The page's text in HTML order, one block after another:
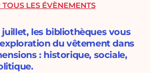
les bibliothèques vous
du vêtement dans
: historique, sociale,
LES ÉVÈNEMENTS